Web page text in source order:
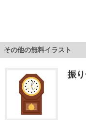
その他の無料イラスト
振